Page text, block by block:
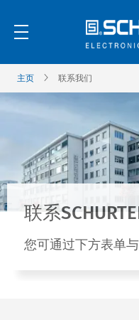
主页 联系我们
联系
您可通过下方表单